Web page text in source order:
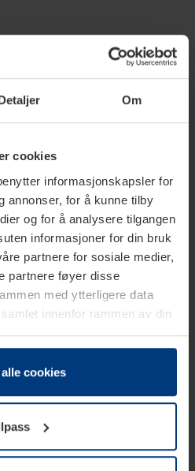
Om
cookies
informasjonskapsler for
annonser, for å kunne tilby
og for å analysere tilgangen
informasjoner for din bruk
partnere for sosiale medier,
partnere føyer disse
med ytterligere data
innenfor rammen av din
på din
nødvendig for drift av
kan når som helst endre eller
forklaringen av
Personvernerklæringpå
cookies